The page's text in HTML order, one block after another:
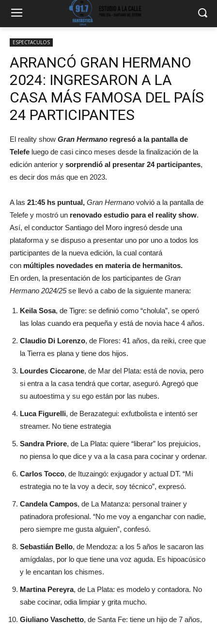
ESPECTACULOS
ARRANCÓ GRAN HERMANO
2024: INGRESARON A LA
CASA MÁS FAMOSA DEL PAÍS
24 PARTICIPANTES
El reality show Gran Hermano regresó a la pantalla de
Telefe luego de casi cinco meses desde la finalización de la
edición anterior y sorprendió al presentar 24 participantes,
es decir dos más que en 2023.
A las 21:45 hs puntual, Gran Hermano volvió a la pantalla de
Telefe y mostró un renovado estudio para el reality show.
Así, el conductor Santiago del Moro ingresó desde una
plataforma y se dispuso a presentar uno por uno a todos los
participantes de la nueva edición, la cual contará
con múltiples novedades en materia de hermanitos.
En orden, la presentación de los participantes de Gran
Hermano 2024/25se llevó a cabo de la siguiente manera:
Keila Sosa, de Tigre: se definió como “cholula”, se operó
las lolas cuando era pequeña y está de novia hace 4 años.
Claudio Di Lorenzo, de Flores: 41 años, da reiki, cree que
la Tierra es plana y tiene dos hijos.
Lourdes Ciccarone, de Mar del Plata: está de novia, pero
si entra a la casa tendrá que cortar, aseguró. Agregó que
su autoestima y su ego están por las nubes.
Luca Figurelli, de Berazategui: exfutbolista e intentó ser
streamer. No tiene estrategia
Sandra Priore, de La Plata: quiere “liberar” los prejuicios,
no piensa lo que dice y va a la casa para cocinar y ordenar.
Carlos Tocco, de Ituzaingó: exjugador y actual DT. “Mi
estrategia no te la voy a decir, soy técnico”, expresó.
Candela Campos, de La Matanza: personal trainer y
patinadora profesional. “No me voy a enganchar con nadie,
pero siempre me gusta alguien”, confesó.
Sebastián Bello, de Mendoza: a los 5 años le sacaron las
amígdalas, por lo que tiene una voz aguda. Es hipoacúsico
y le encantan los chismes.
Martina Pereyra, de La Plata: es modelo y contadora. No
sabe cocinar, odia limpiar y grita mucho.
Giuliano Vaschetto, de Santa Fe: tiene un hijo de 7 años,